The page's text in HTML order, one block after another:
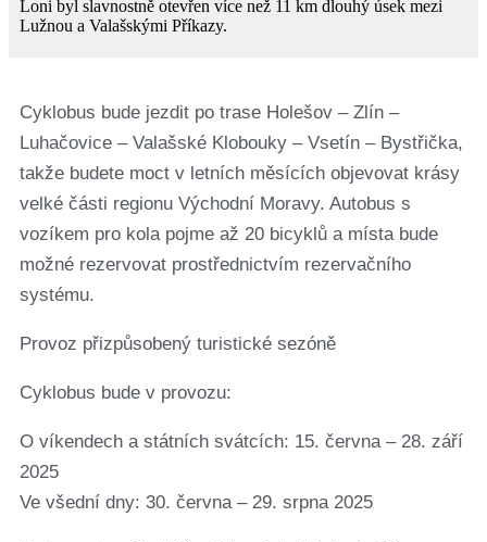
Loni byl slavnostně otevřen více než 11 km dlouhý úsek mezi
Lužnou a Valašskými Příkazy.
Cyklobus bude jezdit po trase Holešov – Zlín –
Luhačovice – Valašské Klobouky – Vsetín – Bystřička,
takže budete moct v letních měsících objevovat krásy
velké části regionu Východní Moravy. Autobus s
vozíkem pro kola pojme až 20 bicyklů a místa bude
možné rezervovat prostřednictvím rezervačního
systému.
Provoz přizpůsobený turistické sezóně
Cyklobus bude v provozu:
O víkendech a státních svátcích: 15. června – 28. září
2025
Ve všední dny: 30. června – 29. srpna 2025